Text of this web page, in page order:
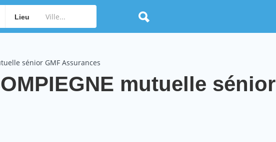
Lieu
sénior GMF Assurances
mutuelle sénior